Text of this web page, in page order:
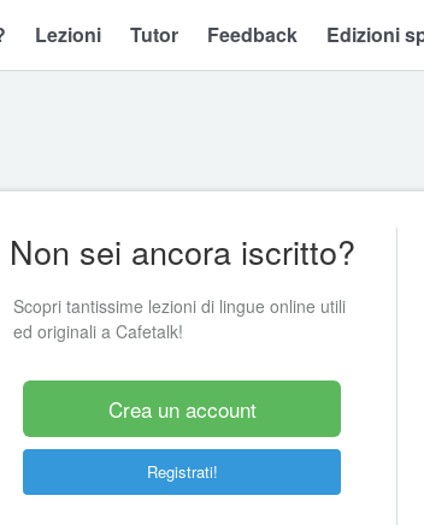
Lezioni Tutor Feedback Edizioni
Non sei ancora iscritto?
Scopri tantissime lezioni di lingue online utili
ed originali a Cafetalk!
Crea un account
Registrati!